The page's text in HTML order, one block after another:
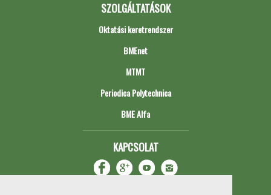
SZOLGÁLTATÁSOK
Oktatási keretrendszer
BMEnet
MTMT
Periodica Polytechnica
BME Alfa
KAPCSOLAT